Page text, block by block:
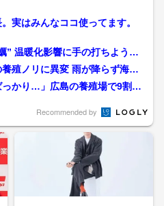
実はみんなココ使ってます。
” 温暖化影響に手の打ちような
殖ノリに異変 雨が降らず海の
かり…」広島の養殖場で9割死
Recommended by